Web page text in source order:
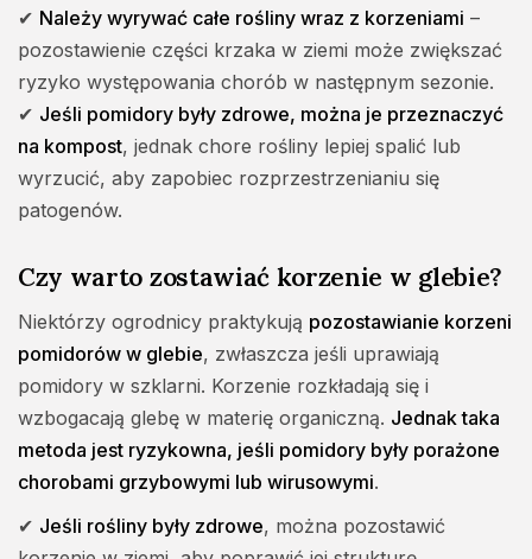
✔ Należy wyrywać całe rośliny wraz z korzeniami –
pozostawienie części krzaka w ziemi może zwiększać
ryzyko występowania chorób w następnym sezonie.
✔ Jeśli pomidory były zdrowe, można je przeznaczyć
na kompost, jednak chore rośliny lepiej spalić lub
wyrzucić, aby zapobiec rozprzestrzenianiu się
patogenów.
Czy warto zostawiać korzenie w glebie?
Niektórzy ogrodnicy praktykują pozostawianie korzeni
pomidorów w glebie, zwłaszcza jeśli uprawiają
pomidory w szklarni. Korzenie rozkładają się i
wzbogacają glebę w materię organiczną. Jednak taka
metoda jest ryzykowna, jeśli pomidory były porażone
chorobami grzybowymi lub wirusowymi.
✔ Jeśli rośliny były zdrowe, można pozostawić